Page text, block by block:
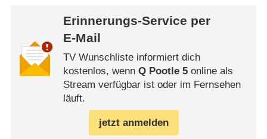
Erinnerungs-Service per
E-Mail
TV Wunschliste informiert dich
kostenlos, wenn Q Pootle 5online als
Stream verfügbar ist oder im Fernsehen
läuft.
jetzt anmelden